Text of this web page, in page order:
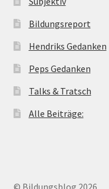
Bildungsreport
Hendriks Gedanken
Peps Gedanken
Talks & Tratsch
Alle Beiträge:
© Bildungsblog 2026